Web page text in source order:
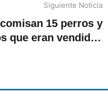
Siguiente Noticia
15 perros y
que eran vendidos